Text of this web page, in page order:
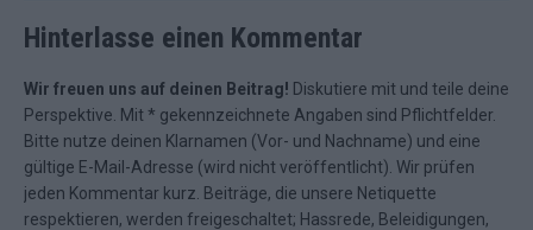
Hinterlasse einen Kommentar
Wir freuen uns auf deinen Beitrag! Diskutiere mit und teile deine
Perspektive. Mit * gekennzeichnete Angaben sind Pflichtfelder.
Bitte nutze deinen Klarnamen (Vor- und Nachname) und eine
gültige E-Mail-Adresse (wird nicht veröffentlicht). Wir prüfen
jeden Kommentar kurz. Beiträge, die unsere Netiquette
respektieren, werden freigeschaltet; Hassrede, Beleidigungen,